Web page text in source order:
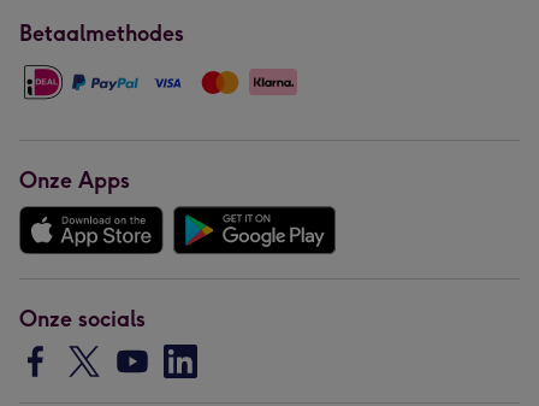
Betaalmethodes
Onze Apps
Onze socials